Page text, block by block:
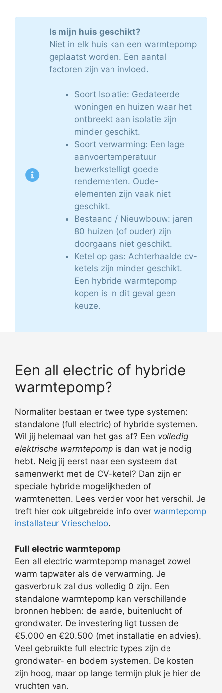
Is mijn huis geschikt?
Niet in elk huis kan een warmtepomp
geplaatst worden. Een aantal
factoren zijn van invloed.
Soort Isolatie: Gedateerde
woningen en huizen waar het
ontbreekt aan isolatie zijn
minder geschikt.
Soort verwarming: Een lage
aanvoertemperatuur
bewerkstelligt goede
rendementen. Oude-
elementen zijn vaak niet
geschikt.
Bestaand / Nieuwbouw: jaren
80 huizen (of ouder) zijn
doorgaans niet geschikt.
Ketel op gas: Achterhaalde cv-
ketels zijn minder geschikt.
Een hybride warmtepomp
kopen is in dit geval geen
keuze.
Een all electric of hybride
warmtepomp?
Normaliter bestaan er twee type systemen:
standalone (full electric) of hybride systemen.
Wil jij helemaal van het gas af? Een volledig
elektrische warmtepomp is dan wat je nodig
hebt. Neig jij eerst naar een systeem dat
samenwerkt met de CV-ketel? Dan zijn er
speciale hybride mogelijkheden of
warmtenetten. Lees verder voor het verschil. Je
treft hier ook uitgebreide info over warmtepomp
installateur Vriescheloo.
Full electric warmtepomp
Een all electric warmtepomp managet zowel
warm tapwater als de verwarming. Je
gasverbruik zal dus volledig 0 zijn. Een
standalone warmtepomp kan verschillende
bronnen hebben: de aarde, buitenlucht of
grondwater. De investering ligt tussen de
€5.000 en €20.500 (met installatie en advies).
Veel gebruikte full electric types zijn de
grondwater- en bodem systemen. De kosten
zijn hoog, maar op lange termijn pluk je hier de
vruchten van.